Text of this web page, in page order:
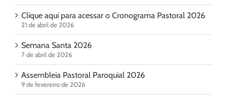
Clique aqui para acessar o Cronograma Pastoral 2026
21 de abril de 2026
Semana Santa 2026
7 de abril de 2026
Assembleia Pastoral Paroquial 2026
9 de fevereiro de 2026